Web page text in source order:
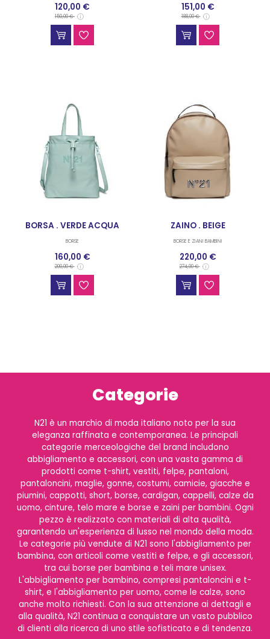
120,00 €
150,00 €
151,00 €
188,00 €
BORSA . VERDE ACQUA
BORSE
160,00 €
200,00 €
ZAINO . BEIGE
BORSE E ZIANI BAMBINI
220,00 €
274,00 €
Categorie
N21 è un marchio di moda italiano noto per la sua
eleganza raffinata e contemporanea. Le principali
categorie merceologiche del brand includono
abbigliamento e accessori, con una vasta gamma di
prodotti come t-shirt, vestiti, felpe, pantaloni,
pantaloncini, maglie, gonne, costumi, camicie, giacche e
piumini, cappotti, short, borse, cardigan, cappelli, calze da
uomo, cinture, telo mare e borse e zaini per bambini. Ogni
pezzo è realizzato con materiali di alta qualità,
garantendo un'esperienza di lusso nel mondo della moda.
Le categorie più vendute di N21 sono l'abbigliamento per
bambina, con articoli come vestiti e felpe, e gli accessori,
tra cui borse per bambina e teli mare unisex.
L'abbigliamento per bambino, compresi pantaloncini e t-
shirt, e l'abbigliamento per uomo, come le calze, sono
anche molto richiesti. Con la sua attenzione ai dettagli e
alla qualità, N21 continua a conquistare un vasto pubblico
di clienti alla ricerca di uno stile sofisticato e di tendenza.